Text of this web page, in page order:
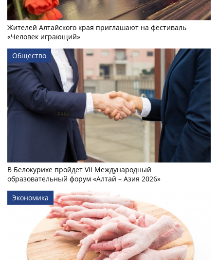
Жителей Алтайского края приглашают на фестиваль
«Человек играющий»
Общество
В Белокурихе пройдет VII Международный
образовательный форум «Алтай – Азия 2026»
Экономика